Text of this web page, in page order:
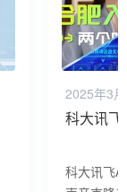
2025年3
科大讯飞
科大讯飞